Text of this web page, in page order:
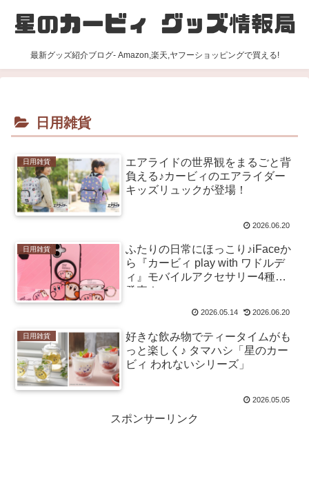
最新グッズ紹介ブログ- Amazon,楽天,ヤフーショッピングで買える!
日用雑貨
日用雑貨
エアライドの世界観をまるごと背
負える♪カービィのエアライダー
キッズリュックが登場！
2026.06.20
日用雑貨
ふたりの日常にほっこり♪iFaceか
ら『カービィ play with ワドルデ
ィ』モバイルアクセサリー4種が
発売！
2026.05.14 2026.06.20
日用雑貨
好きな飲み物でティータイムがも
っと楽しく♪ タマハシ「星のカー
ビィ われないシリーズ」
2026.05.05
スポンサーリンク